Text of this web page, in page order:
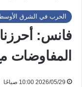
الحرب في الشرق
فانس:
المفاوضات
2026/05/29 10:00 صباحًا